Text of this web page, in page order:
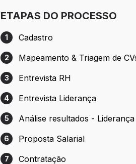
ETAPAS DO PROCESSO
Etapa 1: Cadastro
1 Cadastro
Etapa 2: Mapeamento & Triagem de
2 Mapeamento & Triagem de
Etapa 3: Entrevista RH
3 Entrevista RH
Etapa 4: Entrevista Liderança
4 Entrevista Liderança
Etapa 5: Análise resultados -
5 Análise resultados -
Etapa 6: Proposta Salarial
6 Proposta Salarial
7 Contratação